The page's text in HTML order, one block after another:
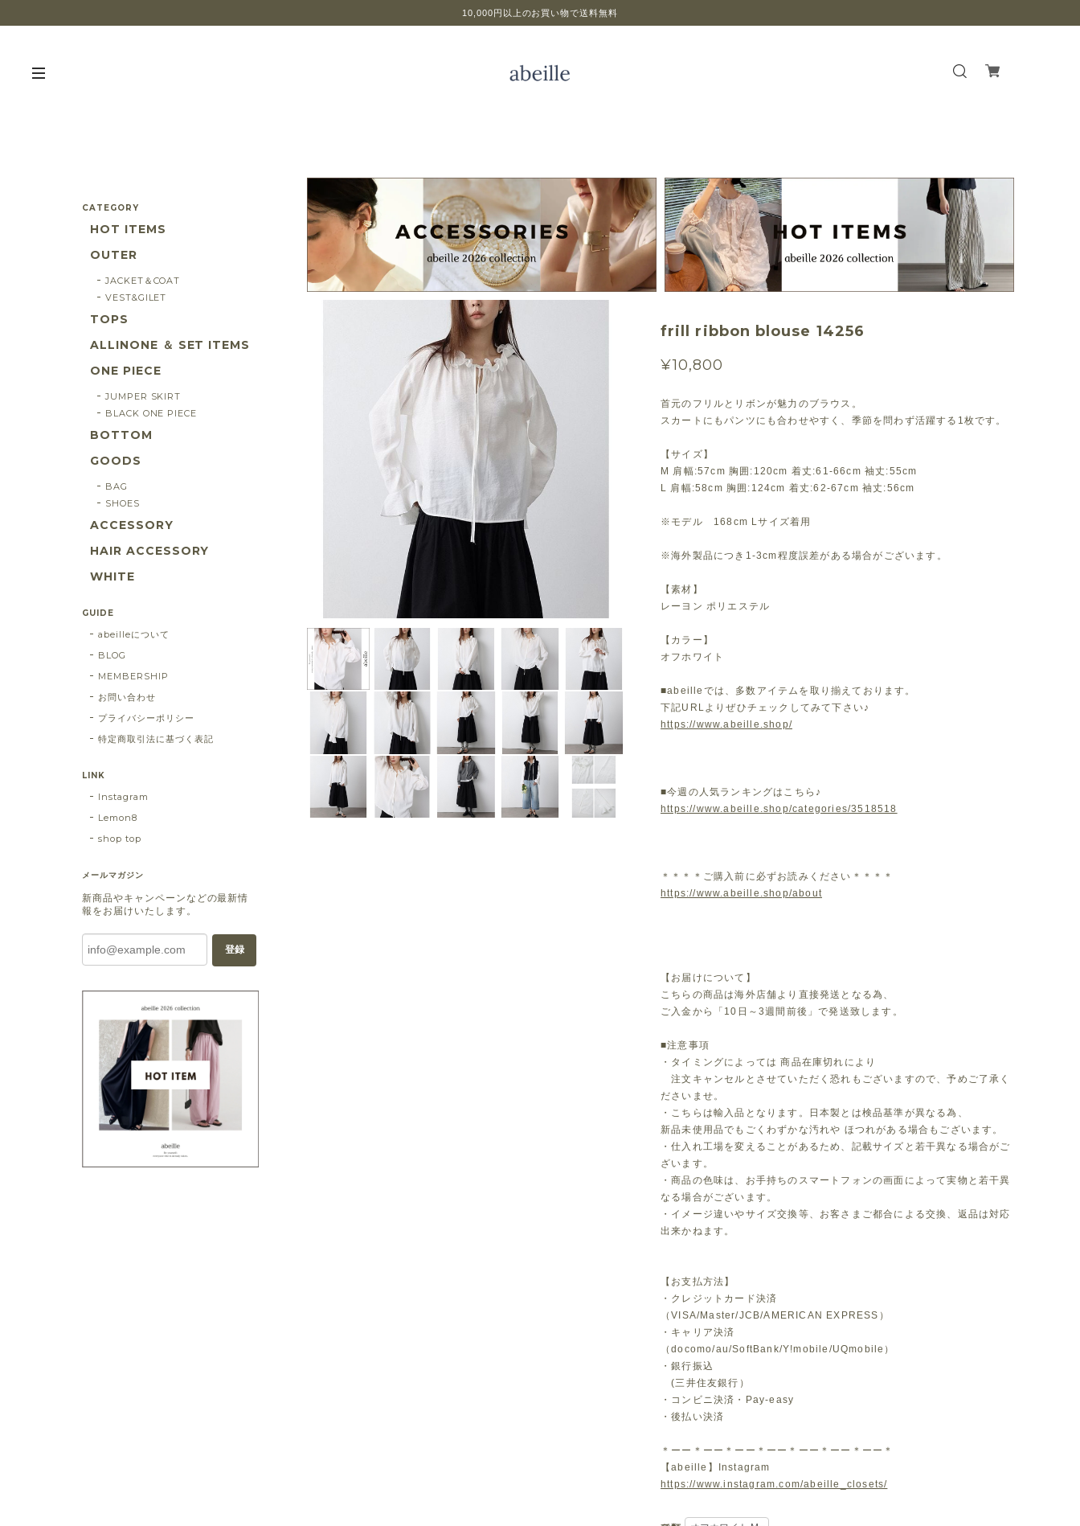
10,000円以上のお買い物で送料無料
frill ribbon blouse 14256
¥10,800
首元のフリルとリボンが魅力のブラウス。
スカートにもパンツにも合わせやすく、季節を問わず活躍する1枚です。
【サイズ】
M 肩幅:57cm 胸囲:120cm 着丈:61-66cm 袖丈:55cm
L 肩幅:58cm 胸囲:124cm 着丈:62-67cm 袖丈:56cm
※モデル 168cm Lサイズ着用
※海外製品につき1-3cm程度誤差がある場合がございます。
【素材】
レーヨン ポリエステル
【カラー】
オフホワイト
■abeilleでは、多数アイテムを取り揃えております。
下記URLよりぜひチェックしてみて下さい♪
https://www.abeille.shop/
■今週の人気ランキングはこちら♪
https://www.abeille.shop/categories/3518518
＊＊＊＊ご購入前に必ずお読みください＊＊＊＊
https://www.abeille.shop/about
【お届けについて】
こちらの商品は海外店舗より直接発送となる為、
ご入金から「10日～3週間前後」で発送致します。
■注意事項
・タイミングによっては 商品在庫切れにより
注文キャンセルとさせていただく恐れもございますので、予めご了承く
ださいませ。
・こちらは輸入品となります。日本製とは検品基準が異なる為、
新品未使用品でもごくわずかな汚れや ほつれがある場合もございます。
・仕入れ工場を変えることがあるため、記載サイズと若干異なる場合がご
ざいます。
・商品の色味は、お手持ちのスマートフォンの画面によって実物と若干異
なる場合がございます。
・イメージ違いやサイズ交換等、お客さまご都合による交換、返品は対応
出来かねます。
【お支払方法】
・クレジットカード決済
（VISA/Master/JCB/AMERICAN EXPRESS）
・キャリア決済
（docomo/au/SoftBank/Y!mobile/UQmobile）
・銀行振込
(三井住友銀行）
・コンビニ決済・Pay-easy
・後払い決済
＊ーー＊ーー＊ーー＊ーー＊ーー＊ーー＊ーー＊
【abeille】Instagram
https://www.instagram.com/abeille_closets/
CATEGORY
HOT ITEMS
OUTER
JACKET＆COAT
VEST&GILET
TOPS
ALLINONE ＆ SET ITEMS
ONE PIECE
JUMPER SKIRT
BLACK ONE PIECE
BOTTOM
GOODS
BAG
SHOES
ACCESSORY
HAIR ACCESSORY
WHITE
GUIDE
abeilleについて
BLOG
MEMBERSHIP
お問い合わせ
プライバシーポリシー
特定商取引法に基づく表記
LINK
Instagram
Lemon8
shop top
メールマガジン
新商品やキャンペーンなどの最新情
報をお届けいたします。
登録